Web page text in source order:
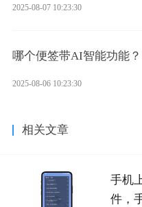
2025-08-07 10:23:30
哪个便签带AI智能功能？
2025-08-06 10:23:30
相关文章
手机
件，